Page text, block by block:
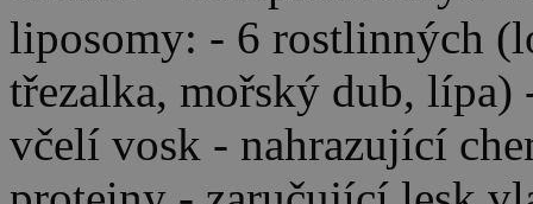
liposomy: - 6 rostlinných
třezalka, mořský dub,
včelí vosk - nahrazující